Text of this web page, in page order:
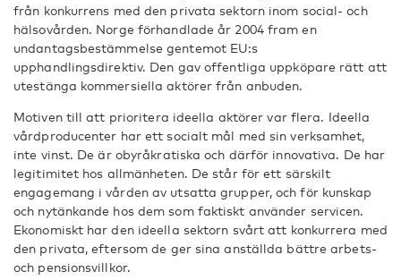
från konkurrens med den privata sektorn inom social- och
hälsovården. Norge förhandlade år 2004 fram en
undantagsbestämmelse gentemot EU:s
upphandlingsdirektiv. Den gav offentliga uppköpare rätt att
utestänga kommersiella aktörer från anbuden.
Motiven till att prioritera ideella aktörer var flera. Ideella
vårdproducenter har ett socialt mål med sin verksamhet,
inte vinst. De är obyråkratiska och därför innovativa. De har
legitimitet hos allmänheten. De står för ett särskilt
engagemang i vården av utsatta grupper, och för kunskap
och nytänkande hos dem som faktiskt använder servicen.
Ekonomiskt har den ideella sektorn svårt att konkurrera med
den privata, eftersom de ger sina anställda bättre arbets-
och pensionsvillkor.